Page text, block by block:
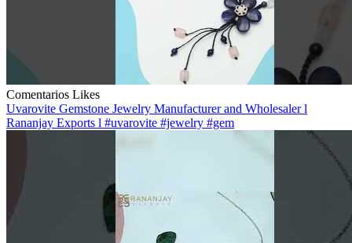
Comentarios Likes
Uvarovite Gemstone Jewelry Manufacturer and Wholesaler l
Rananjay Exports l #uvarovite #jewelry #gem